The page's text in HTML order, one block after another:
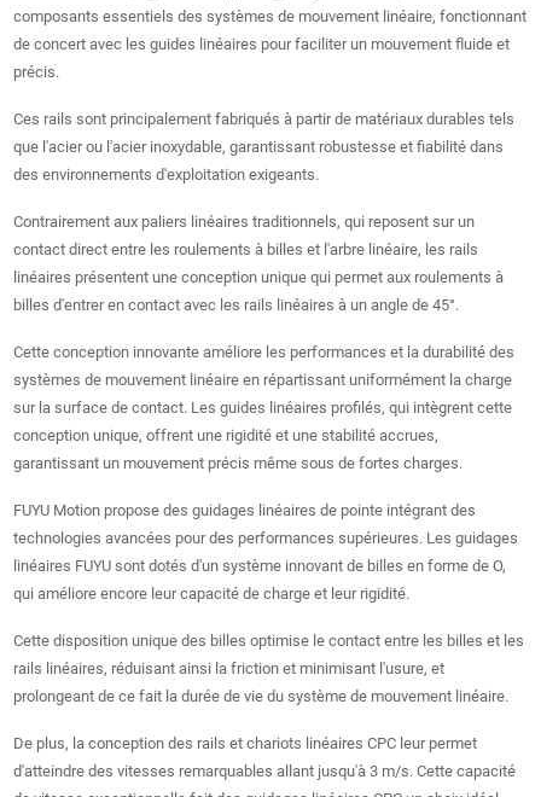
composants essentiels des systèmes de mouvement linéaire, fonctionnant
de concert avec les guides linéaires pour faciliter un mouvement fluide et
précis.
Ces rails sont principalement fabriqués à partir de matériaux durables tels
que l'acier ou l'acier inoxydable, garantissant robustesse et fiabilité dans
des environnements d'exploitation exigeants.
Contrairement aux paliers linéaires traditionnels, qui reposent sur un
contact direct entre les roulements à billes et l'arbre linéaire, les rails
linéaires présentent une conception unique qui permet aux roulements à
billes d'entrer en contact avec les rails linéaires à un angle de 45°.
Cette conception innovante améliore les performances et la durabilité des
systèmes de mouvement linéaire en répartissant uniformément la charge
sur la surface de contact. Les guides linéaires profilés, qui intègrent cette
conception unique, offrent une rigidité et une stabilité accrues,
garantissant un mouvement précis même sous de fortes charges.
FUYU Motion propose des guidages linéaires de pointe intégrant des
technologies avancées pour des performances supérieures. Les guidages
linéaires FUYU sont dotés d'un système innovant de billes en forme de O,
qui améliore encore leur capacité de charge et leur rigidité.
Cette disposition unique des billes optimise le contact entre les billes et les
rails linéaires, réduisant ainsi la friction et minimisant l'usure, et
prolongeant de ce fait la durée de vie du système de mouvement linéaire.
De plus, la conception des rails et chariots linéaires CPC leur permet
d'atteindre des vitesses remarquables allant jusqu'à 3 m/s. Cette capacité